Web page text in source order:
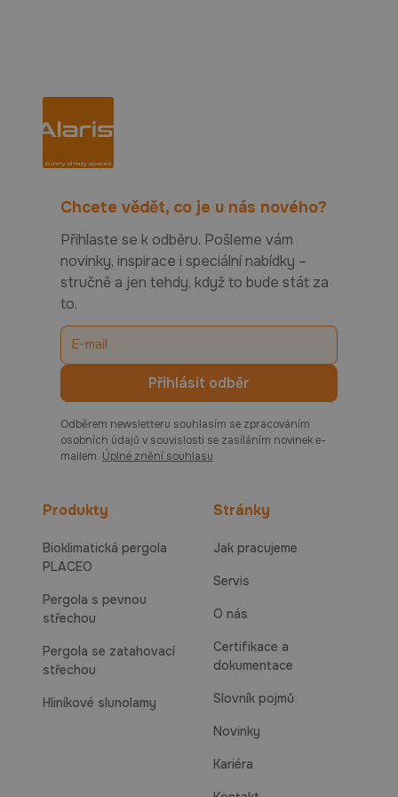
Chcete vědět, co je u nás nového?
Přihlaste se k odběru. Pošleme vám
novinky, inspirace i speciální nabídky –
stručně a jen tehdy, když to bude stát za
to.
Odběrem newsletteru souhlasím se zpracováním
osobních údajů v souvislosti se zasíláním novinek e-
mailem. Úplné znění souhlasu
Produkty
Bioklimatická pergola
PLACEO
Pergola s pevnou
střechou
Pergola se zatahovací
střechou
Hliníkové slunolamy
Stránky
Jak pracujeme
Servis
O nás
Certifikace a
dokumentace
Slovník pojmů
Novinky
Kariéra